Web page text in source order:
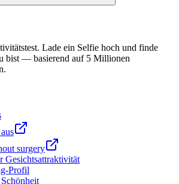
Lade ein Selfie hoch und finde
bist — basierend auf 5 Millionen
surgery
Gesichtsattraktivität
Profil